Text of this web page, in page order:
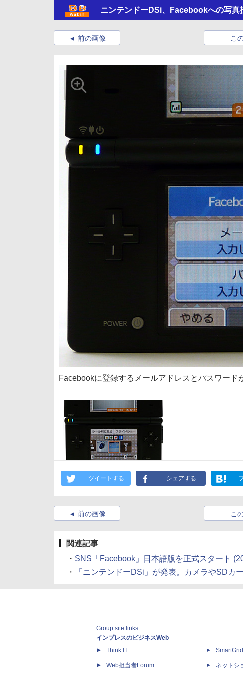
ニンテンドーDSi、Facebookへの写真
前の画像 こ
Facebookに登録するメールアドレスとパスワード
ツイートする シェアする
前の画像 こ
関連記事
・ SNS「Facebook」日本語版を正式スタート
・
「ニンテンドーDSi」が発表。カメラやSDカ
Group site links
インプレスのビジネスWeb
Think IT
Web担当者Forum ネットシ